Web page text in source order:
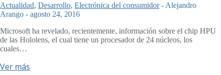
Actualidad, Desarrollo, Electrónica del consumidor - Alejandro
Arango - agosto 24, 2016
Microsoft ha revelado, recientemente, información sobre el chip HPU
de las Hololens, el cual tiene un procesador de 24 núcleos, los
cuales…
Ver más